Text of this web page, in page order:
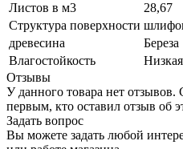
Листов в м3
28,67
Структура поверхности
древесина
Береза
Влагостойкость
Низкая
Отзывы
У данного товара нет отзывов.
первым, кто оставил отзыв об
Задать вопрос
Вы можете задать любой